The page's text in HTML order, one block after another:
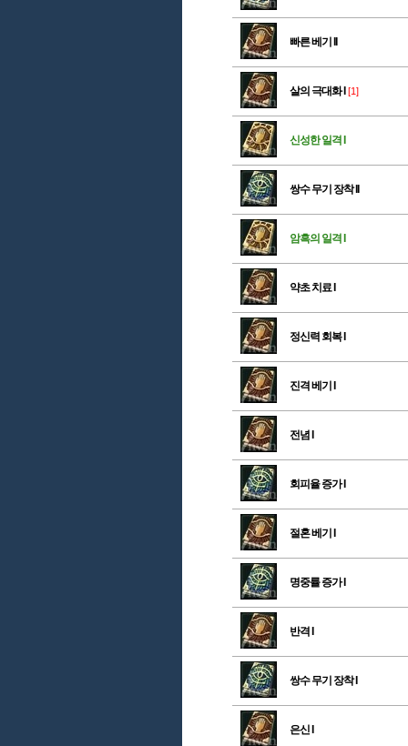
빠른 베기 II
살의 극대화 I [1]
신성한 일격 I
쌍수 무기 장착 II
암흑의 일격 I
약초 치료 I
정신력 회복 I
진격 베기 I
전념 I
회피율 증가 I
절혼 베기 I
명중률 증가 I
반격 I
쌍수 무기 장착 I
은신 I